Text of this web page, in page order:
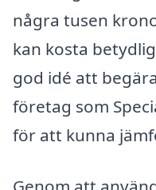
några tusen
kan kosta
god idé att
företag som
för att kunna